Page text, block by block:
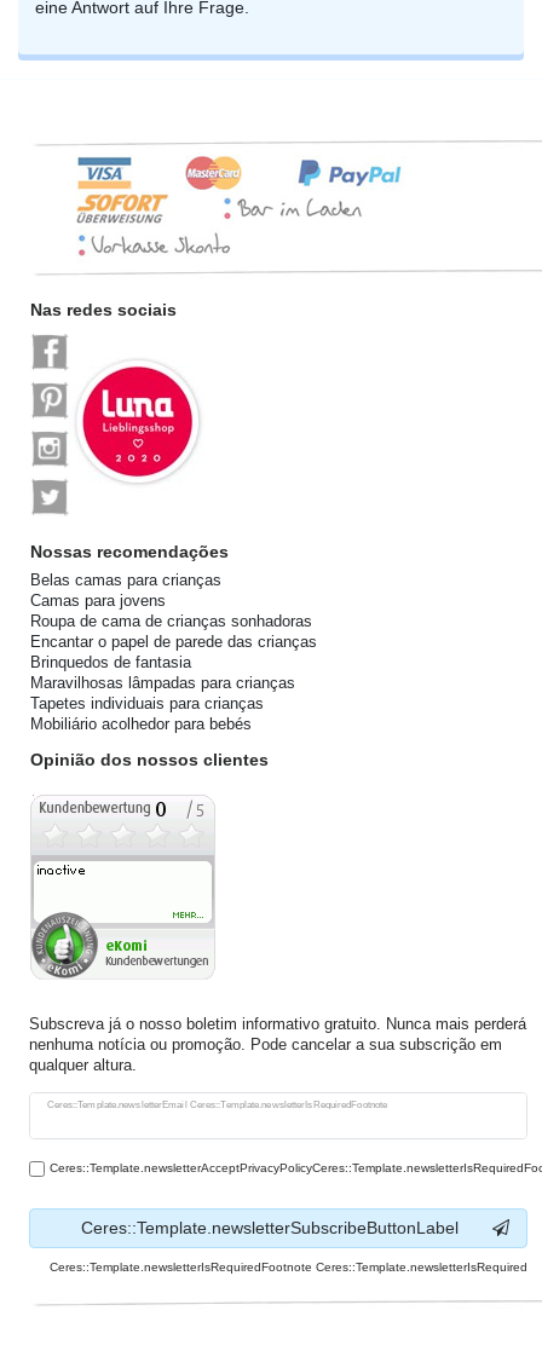
eine Antwort auf Ihre Frage.
Nas redes sociais
Nossas recomendações
Belas camas para crianças
Camas para jovens
Roupa de cama de crianças sonhadoras
Encantar o papel de parede das crianças
Brinquedos de fantasia
Maravilhosas lâmpadas para crianças
Tapetes individuais para crianças
Mobiliário acolhedor para bebés
Opinião dos nossos clientes
Subscreva já o nosso boletim informativo gratuito. Nunca mais perderá
nenhuma notícia ou promoção. Pode cancelar a sua subscrição em
qualquer altura.
Ceres::Template.newsletterEmail Ceres::Template.newsletterIsRequiredFootnote
Ceres::Template.newsletterHoneypotLabel
Ceres::Template.newsletterSubscribeButtonLabel
Ceres::Template.newsletterIsRequiredFootnote Ceres::Template.newsletterIsRequired